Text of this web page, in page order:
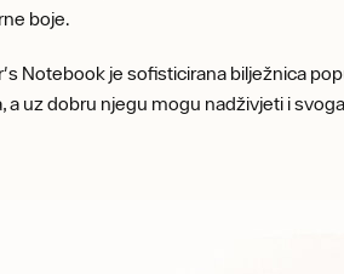
boje.
Notebook je sofisticirana bilježnica
uz dobru njegu mogu nadživjeti i